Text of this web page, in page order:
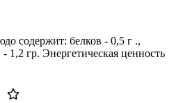
содержит: белков - 0,5 г .,
1,2 гр. Энергетическая ценность